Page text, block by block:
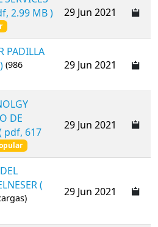
2.99 MB ) 29 Jun 2021
PADILLA
(986
29 Jun 2021
DE
pdf, 617
29 Jun 2021
(
29 Jun 2021